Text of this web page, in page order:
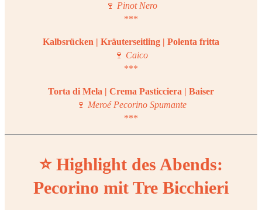
🍷 Pinot Nero
***
Kalbsrücken | Kräuterseitling | Polenta fritta
🍷 Caico
***
Torta di Mela | Crema Pasticciera | Baiser
🍷 Meroé Pecorino Spumante
***
⭐ Highlight des Abends:
Pecorino mit Tre Bicchieri